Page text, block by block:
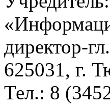
директор-
625031, г.
Тел.: 8